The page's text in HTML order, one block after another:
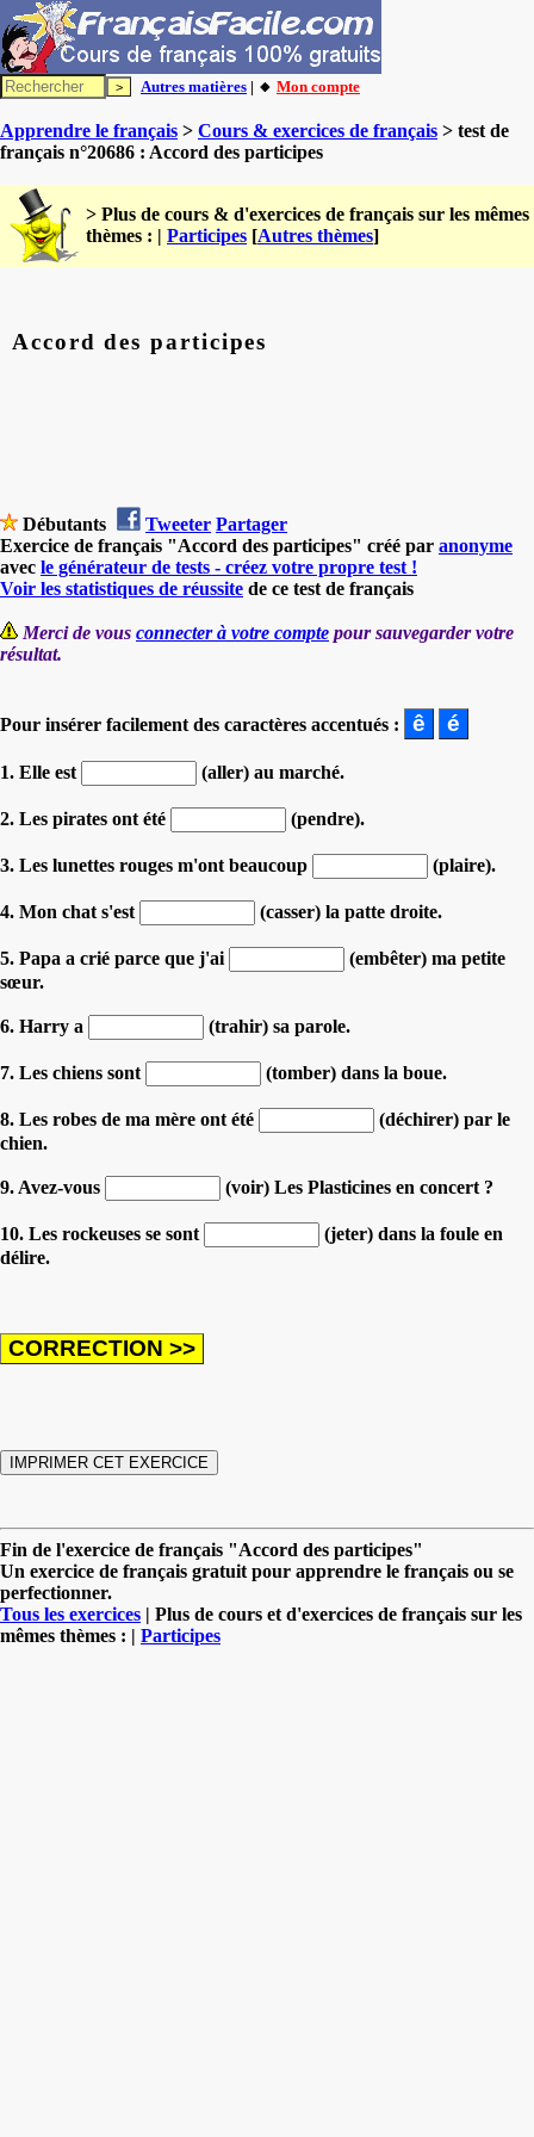
Autres matières | 🔸 Mon compte
Apprendre le français > Cours & exercices de français > test de
français n°20686 : Accord des participes
> Plus de cours & d'exercices de français sur les mêmes
thèmes : | Participes [Autres thèmes]
Accord des participes
Débutants Tweeter Partager
Exercice de français "Accord des participes" créé par anonyme
avec le générateur de tests - créez votre propre test !
Voir les statistiques de réussite de ce test de français
Merci de vous connecter à votre compte pour sauvegarder votre
résultat.
Pour insérer facilement des caractères accentués :
1. Elle est (aller) au marché.
2. Les pirates ont été (pendre).
3. Les lunettes rouges m'ont beaucoup (plaire).
4. Mon chat s'est (casser) la patte droite.
5. Papa a crié parce que j'ai
(embêter) ma petite
sœur.
6. Harry a (trahir) sa parole.
7. Les chiens sont (tomber) dans la boue.
8. Les robes de ma mère ont été
(déchirer) par le
chien.
9. Avez-vous (voir) Les Plasticines en concert ?
10. Les rockeuses se sont
(jeter) dans la foule en
délire.
Fin de l'exercice de français "Accord des participes"
Un exercice de français gratuit pour apprendre le français ou se
perfectionner.
Tous les exercices | Plus de cours et d'exercices de français sur les
mêmes thèmes : | Participes